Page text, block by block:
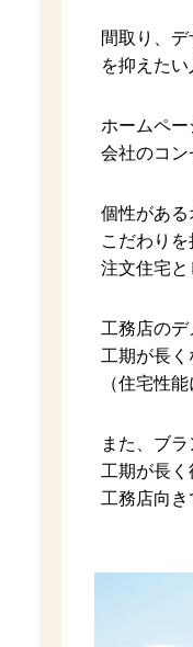
間取り、デ
を抑えたい
ホームペー
会社のコン
個性がある
こだわりを
注文住宅と
工務店のデ
工期が長く
（住宅性能
また、ブラ
工期が長く
工務店向き